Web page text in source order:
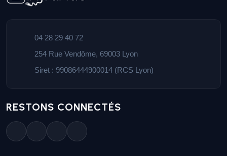
04 28 29 40 72
254 Rue Vendôme, 69003 Lyon
Siret : 99086444900014 (RCS Lyon)
RESTONS CONNECTÉS